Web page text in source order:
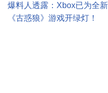
爆料人透露：Xbox已为全新
《古惑狼》游戏开绿灯！